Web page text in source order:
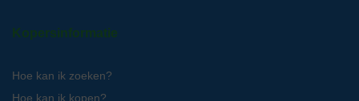
Kopersinformatie
Hoe kan ik zoeken?
Hoe kan ik kopen?